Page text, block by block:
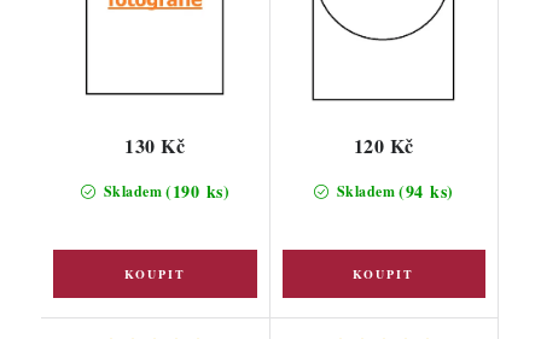
Skladem(190 ks)
130 Kč
Skladem(94 ks)
120 Kč